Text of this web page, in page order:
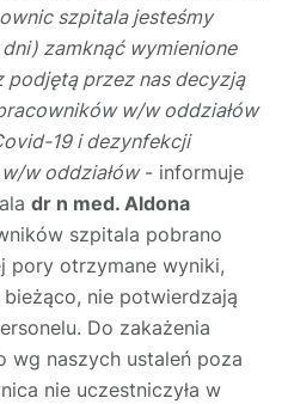
szpitala jesteśmy
zamknąć wymienione
podjętą przez nas decyzją
w/w oddziałów
19 i dezynfekcji
w oddziałów- informuje
dr n med. Aldona
szpitala pobrano
pory otrzymane wyniki,
nie potwierdzają
Do zakażenia
wg naszych ustaleń poza
nie uczestniczyła w